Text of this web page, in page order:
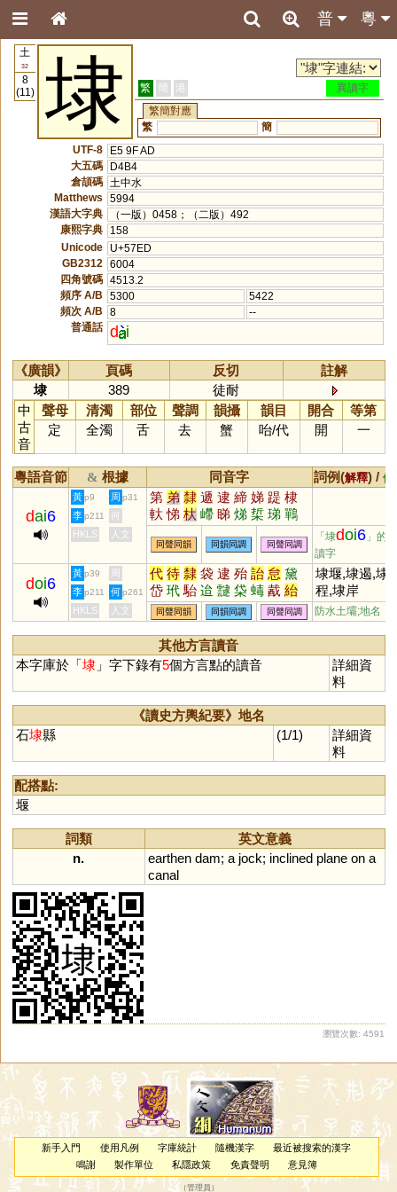
粵
普
土
32
8
(11)
埭 繁 簡 港
異讀字
繁簡對應
繁
簡
UTF-8
E5 9F AD
大五碼
D4B4
倉頡碼
土中水
Matthews
5994
漢語大字典
（一版）0458；（二版）492
康熙字典
158
Unicode
U+57ED
GB2312
6004
四角號碼 4513.2
頻序 A/B
5300
5422
頻次 A/B
8
--
普通話 d i
《廣韻》 頁碼 反切
註解
埭
389
徒耐
中
古
音
聲母 清濁 部位 聲調 韻攝 韻目 開合
等第
定
全濁 舌 去 蟹 咍/代 開 一
粵語音節 & 根據 同音字 詞例(解釋) / 備
dai6
黃 p9 周 p31 第 弟 隸 遞 逮 締 娣 踶 棣
軑 悌 杕 嵽 睇 焍 梊 珶 鷤
李 p211
何
HKLS
人文
同聲同韻 同韻同調 同聲同調
「埭doi6 」的
讀字
doi6
黃 p39 周 代 待 隸 袋 逮 殆 詒 怠 黛
岱 玳 駘 迨 靆 柋 蝳 酨 紿
祋
埭堰,埭遏,埭
程,埭岸
李 p211 何 p261
HKLS 人文 同聲同韻 同韻同調 同聲同調 防水土壩;地名
其他方言讀音
本字庫於「埭」字下錄有5個方言點的讀音
詳細資
料
《讀史方輿紀要》地名
石埭縣 (1/1)
詳細資
料
配搭點:
堰
詞類
英文意義
n.
earthen dam; a jock; inclined plane on a
canal
瀏覽次數: 4591
新手入門 使用凡例 字庫統計 隨機漢字
最近被搜索的漢字
鳴謝
製作單位 私隱政策 免責聲明 意見簿
（管理員 ）